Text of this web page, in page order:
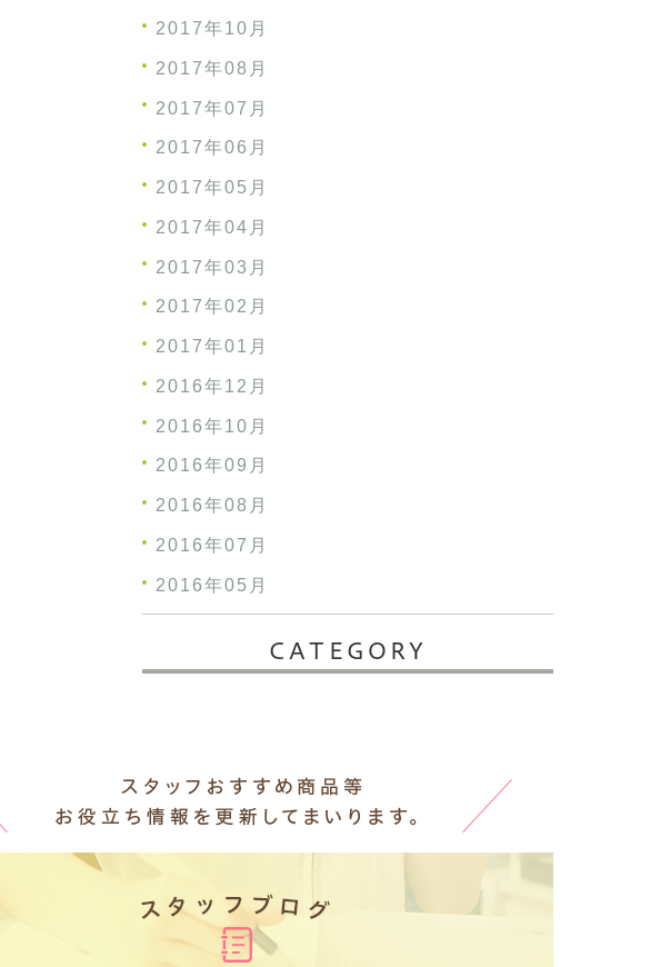
2017年10月
2017年08月
2017年07月
2017年06月
2017年05月
2017年04月
2017年03月
2017年02月
2017年01月
2016年12月
2016年10月
2016年09月
2016年08月
2016年07月
2016年05月
CATEGORY